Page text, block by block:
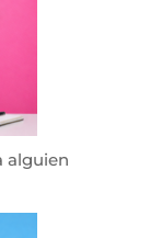
alguien